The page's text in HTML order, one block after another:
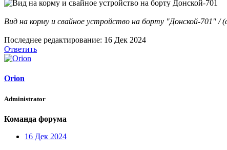
Вид на корму и свайное устройство на борту "Донской-701" /
Последнее редактирование: 16 Дек 2024
Ответить
Orion
Administrator
Команда форума
16 Дек 2024